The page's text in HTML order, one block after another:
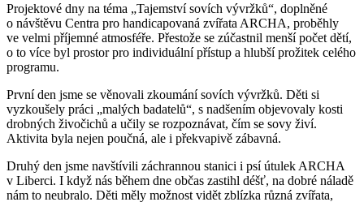
Projektové dny na téma „Tajemství sovích vývržků“, doplněné
o návštěvu Centra pro handicapovaná zvířata ARCHA, proběhly
ve velmi příjemné atmosféře. Přestože se zúčastnil menší počet dětí,
o to více byl prostor pro individuální přístup a hlubší prožitek celého
programu.
První den jsme se věnovali zkoumání sovích vývržků. Děti si
vyzkoušely práci „malých badatelů“, s nadšením objevovaly kosti
drobných živočichů a učily se rozpoznávat, čím se sovy živí.
Aktivita byla nejen poučná, ale i překvapivě zábavná.
Druhý den jsme navštívili záchrannou stanici i psí útulek ARCHA
v Liberci. I když nás během dne občas zastihl déšť, na dobré náladě
nám to neubralo. Děti měly možnost vidět zblízka různá zvířata,